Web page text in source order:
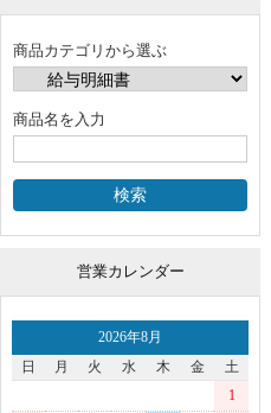
商品カテゴリから選ぶ
商品名を入力
営業カレンダー
2026年8月
日
月 火 水 木 金
土
1